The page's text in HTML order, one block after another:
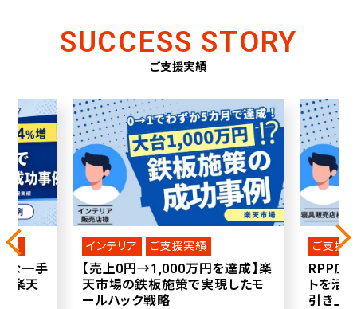
SUCCESS STORY
ご支援実績
水
な一手
楽天
インテリア ご支援実績
【売上0円→1,000万円を達成】楽
天市場の鉄板施策で実現したモ
ールハック戦略
ご支援
RPP広
トを活
引き上